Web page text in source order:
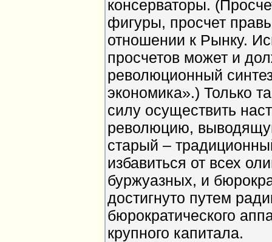
консерваторы.
фигуры, просчет
отношении к Рынку.
просчетов может и
революционный
экономика».) Только
силу осуществить
революцию,
старый –
избавиться от всех
буржуазных, и
достигнуто путем
бюрократического
крупного капитала.